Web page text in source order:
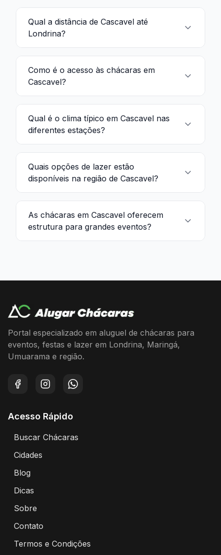
Qual a distância de Cascavel até
Londrina?
Como é o acesso às chácaras em
Cascavel?
Qual é o clima típico em Cascavel nas
diferentes estações?
Quais opções de lazer estão
disponíveis na região de Cascavel?
As chácaras em Cascavel oferecem
estrutura para grandes eventos?
Portal especializado em aluguel de chácaras para
eventos, festas e lazer em Londrina, Maringá,
Umuarama e região.
FacebookInstagramWhatsApp
Acesso Rápido
Buscar Chácaras
Cidades
Blog
Dicas
Sobre
Contato
Termos e Condições